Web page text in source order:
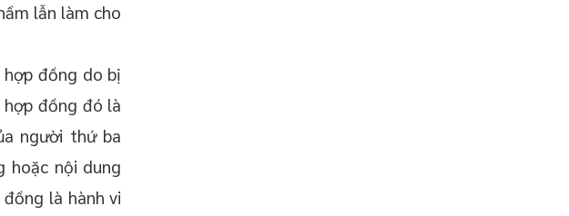
lẫn làm cho
đồng do bị
đồng đó là
người thứ ba
hoặc nội dung
là hành vi